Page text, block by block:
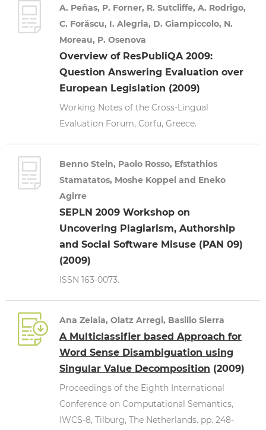
A. Peñas, P. Forner, R. Sutcliffe, A. Rodrigo,
C. Forăscu, I. Alegria, D. Giampiccolo, N.
Moreau, P. Osenova
Overview of ResPubliQA 2009:
Question Answering Evaluation over
European Legislation (2009)
Working Notes of the Cross-Lingual
Evaluation Forum, Corfu, Greece.
Benno Stein, Paolo Rosso, Efstathios
Stamatatos, Moshe Koppel and Eneko
Agirre
SEPLN 2009 Workshop on
Uncovering Plagiarism, Authorship
and Social Software Misuse (PAN 09)
(2009)
ISSN 163-0073.
Ana Zelaia, Olatz Arregi, Basilio Sierra
A Multiclassifier based Approach for
Word Sense Disambiguation using
Singular Value Decomposition (2009)
Proceedings of the Eighth International
Conference on Computational Semantics,
IWCS-8, Tilburg, The Netherlands. pp. 248-